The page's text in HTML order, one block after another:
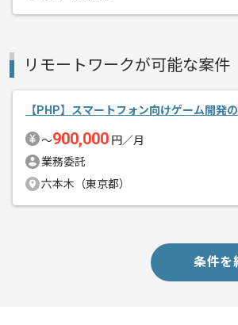
募集人数
エージェントからのコ
メント
リモートワークが可能な案件
【PHP】スマートフォン向けゲーム開発
〜900,000 円／月
業務委託
六本木（東京都）
条件を